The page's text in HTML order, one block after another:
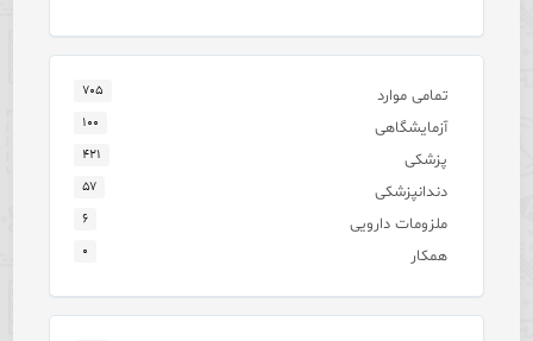
تمامی موارد ۷۰۵
آزمایشگاهی ۱۰۰
پزشکی ۴۲۱
دندانپزشکی ۵۷
ملزومات دارویی ۶
همکار ۰